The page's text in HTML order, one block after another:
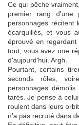
Ce qui pêche
premier rang d'une
personnages récitent
écarquillés, et vous
éprouvé en
tout, vous avez une
d'aujourd'hui. Argh.
Pourtant, certains
seconds rôles,
personnages
tarés. Je pense à
roulent dans leurs
n'a pas recruté dans